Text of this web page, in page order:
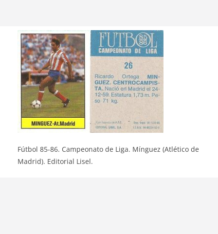
Fútbol 85-86. Campeonato de Liga. Mínguez (Atlético de
Madrid). Editorial Lisel.